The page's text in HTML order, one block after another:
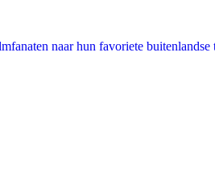
naar hun favoriete